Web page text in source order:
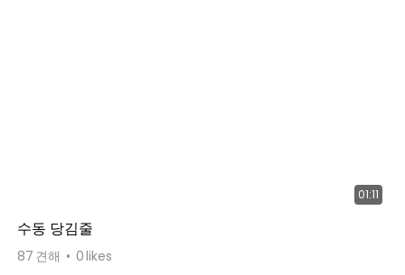
01:11
수동 당김줄
87 견해 0likes